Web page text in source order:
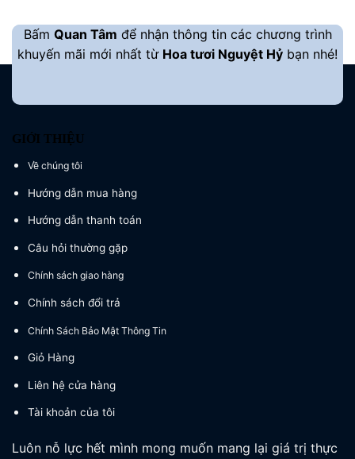
Bấm Quan Tâm để nhận thông tin các chương trình
khuyến mãi mới nhất từ Hoa tươi Nguyệt Hỷ bạn nhé!
GIỚI THIỆU
Về chúng tôi
Hướng dẫn mua hàng
Hướng dẫn thanh toán
Câu hỏi thường gặp
Chính sách giao hàng
Chính sách đổi trả
Chính Sách Bảo Mật Thông Tin
Giỏ Hàng
Liên hệ cửa hàng
Tài khoản của tôi
Luôn nỗ lực hết mình mong muốn mang lại giá trị thực